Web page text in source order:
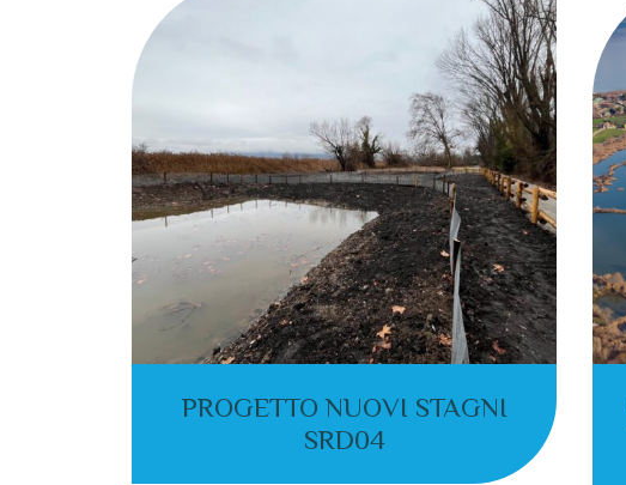
PROGETTO NUOVI STAGNI
SRD04